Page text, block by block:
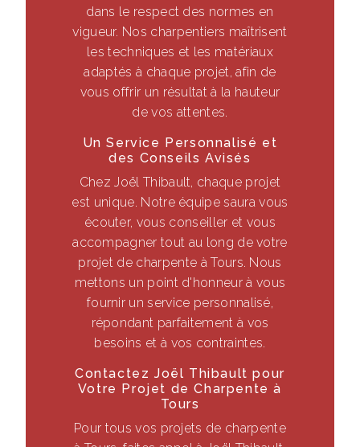
dans le respect des normes en
vigueur. Nos charpentiers maîtrisent
les techniques et les matériaux
adaptés à chaque projet, afin de
vous offrir un résultat à la hauteur
de vos attentes.
Un Service Personnalisé et
des Conseils Avisés
Chez Joël Thibault, chaque projet
est unique. Notre équipe saura vous
écouter, vous conseiller et vous
accompagner tout au long de votre
projet de charpente à Tours. Nous
mettons un point d'honneur à vous
fournir un service personnalisé,
répondant parfaitement à vos
besoins et à vos contraintes.
Contactez Joël Thibault pour
Votre Projet de Charpente à
Tours
Pour tous vos projets de charpente